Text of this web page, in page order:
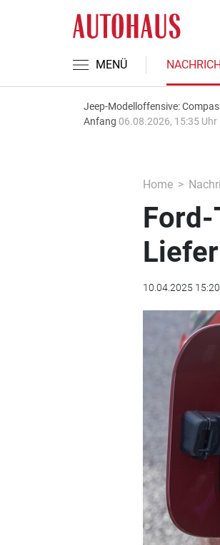
MENÜ
Jeep-Modelloffensive:
Anfang 06.08.2026, 15:35 Uhr
Home
10.04.2025